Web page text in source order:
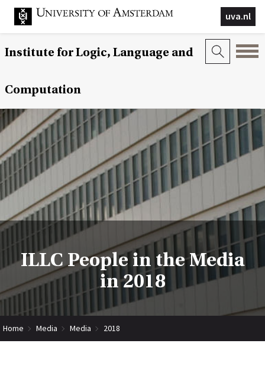
uva.nl
Institute for Logic, Language and
Computation
ILLC People in the Media
in 2018
Home Media Media 2018